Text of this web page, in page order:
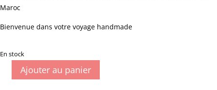
Maroc
Bienvenue dans votre voyage handmade
En stock
quantitéAjouter au panier